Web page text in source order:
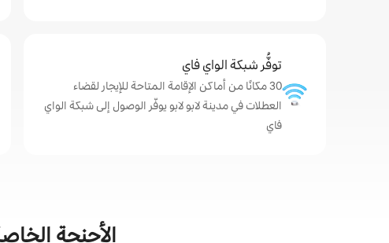
توفُّر شبكة الواي فاي
30 مكانًا من أماكن الإقامة المتاحة للإيجار لقضاء
العطلات في مدينة لابو لابو يوفّر الوصول إلى شبكة الواي
فاي
الأجنحة